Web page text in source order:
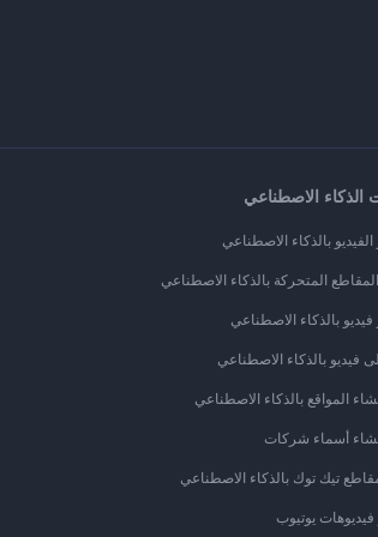
الذكاء الاصطناعي
بالذكاء الاصطناعي
المتحركة بالذكاء الاصطناعي
بالذكاء الاصطناعي
فيديو بالذكاء الاصطناعي
المواقع بالذكاء الاصطناعي
أسماء شركات
تيك توك بالذكاء الاصطناعي
فيديوهات يوتيوب